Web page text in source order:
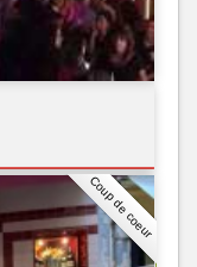
Coup de coeur